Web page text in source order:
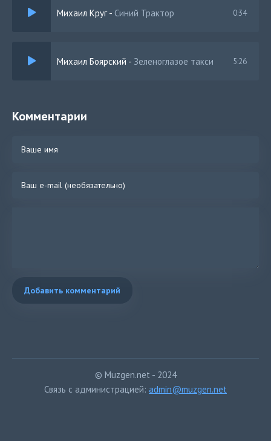
Михаил Круг- Синий Трактор 0:34
Михаил Боярский - Зеленоглазое такси 5:26
Комментарии
Добавить комментарий
© Muzgen.net - 2024
Связь с администрацией: admin@muzgen.net